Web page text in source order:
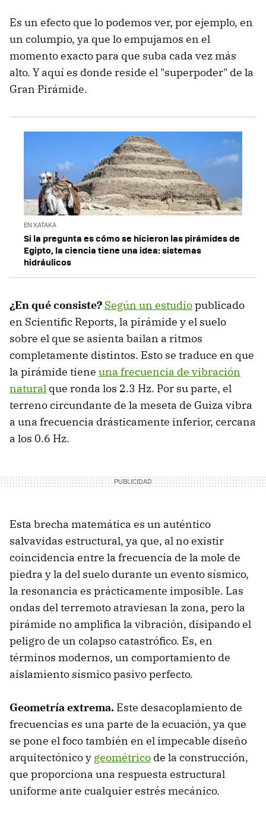
Es un efecto que lo podemos ver, por ejemplo, en
un columpio, ya que lo empujamos en el
momento exacto para que suba cada vez más
alto. Y aquí es donde reside el "superpoder" de la
Gran Pirámide.
EN XATAKA
Si la pregunta es cómo se hicieron las pirámides de
Egipto, la ciencia tiene una idea: sistemas
hidráulicos
¿En qué consiste? Según un estudiopublicado
en Scientific Reports, la pirámide y el suelo
sobre el que se asienta bailan a ritmos
completamente distintos. Esto se traduce en que
la pirámide tiene una frecuencia de vibración
natural que ronda los 2.3 Hz. Por su parte, el
terreno circundante de la meseta de Guiza vibra
a una frecuencia drásticamente inferior, cercana
a los 0.6 Hz.
Esta brecha matemática es un auténtico
salvavidas estructural, ya que, al no existir
coincidencia entre la frecuencia de la mole de
piedra y la del suelo durante un evento sísmico,
la resonancia es prácticamente imposible. Las
ondas del terremoto atraviesan la zona, pero la
pirámide no amplifica la vibración, disipando el
peligro de un colapso catastrófico. Es, en
términos modernos, un comportamiento de
aislamiento sísmico pasivo perfecto.
Geometría extrema. Este desacoplamiento de
frecuencias es una parte de la ecuación, ya que
se pone el foco también en el impecable diseño
arquitectónico y geométrico de la construcción,
que proporciona una respuesta estructural
uniforme ante cualquier estrés mecánico.